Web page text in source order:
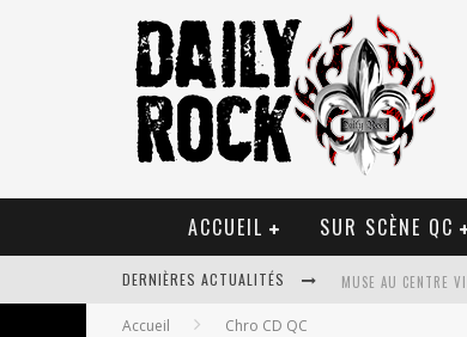
ACCUEIL SUR SCÈNE QC
DERNIÈRES ACTUALITÉS MUSE AU CENTRE
Accueil Chro CD QC